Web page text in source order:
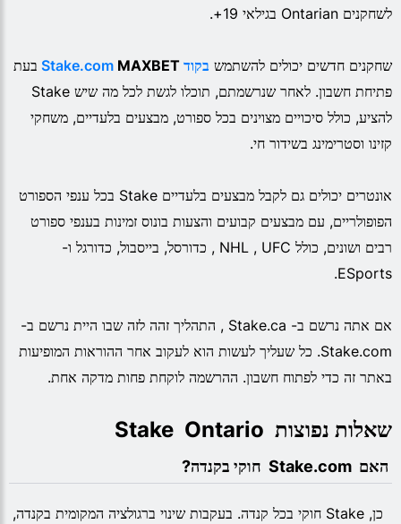
לשחקנים Ontarian בגילאי 19+.
שחקנים חדשים יכולים להשתמש בקוד Stake.com MAXBET
בעת
פתיחת חשבון. לאחר שנרשמתם, תוכלו לגשת לכל מה שיש Stake
להציע, כולל סיכויים מצוינים בכל ספורט, מבצעים בלעדיים, משחקי
קזינו וסטרימינג בשידור חי.
אונטרים יכולים גם לקבל מבצעים בלעדיים Stake בכל ענפי הספורט
הפופולריים, עם מבצעים קבועים והצעות בונוס זמינות בענפי ספורט
רבים ושונים, כולל NHL , UFC , כדורסל, בייסבול, כדורגל ו-
ESports.
אם אתה נרשם ב- Stake.ca , התהליך זהה לזה שבו היית נרשם ב-
Stake.com. כל שעליך לעשות הוא לעקוב אחר ההוראות המופיעות
באתר זה כדי לפתוח חשבון. ההרשמה לוקחת פחות מדקה אחת.
שאלות נפוצות  Stake  Ontario
כן, Stake חוקי בכל קנדה. בעקבות שינוי ברגולציה המקומית בקנדה,